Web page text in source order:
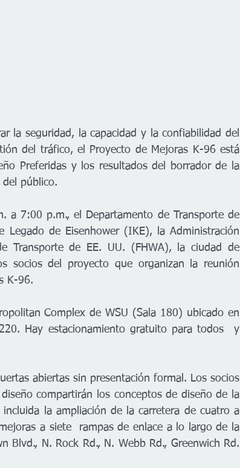
la seguridad, la capacidad y la confiabilidad del
del tráfico, el Proyecto de Mejoras K-96 está
Preferidas y los resultados del borrador de la
del público.
a 7:00 p.m., el Departamento de Transporte de
Legado de Eisenhower (IKE), la Administración
Transporte de EE. UU. (FHWA), la ciudad de
socios del proyecto que organizan la reunión
K-96.
Complex de WSU (Sala 180) ubicado en
Hay estacionamiento gratuito para todos  y
abiertas sin presentación formal. Los socios
compartirán los conceptos de diseño de la
la ampliación de la carretera de cuatro a
a siete  rampas de enlace a lo largo de la
Blvd., N. Rock Rd., N. Webb Rd., Greenwich Rd.